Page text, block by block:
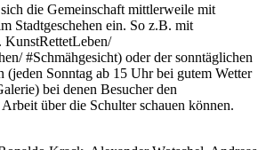
die Gemeinschaft mittlerweile mit
Stadtgeschehen ein. So z.B. mit
#Schmähgesicht) oder der sonntäglichen
(jeden Sonntag ab 15 Uhr bei gutem Wetter
bei denen Besucher den
über die Schulter schauen können.